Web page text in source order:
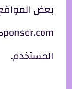
بعض
المستخدم.